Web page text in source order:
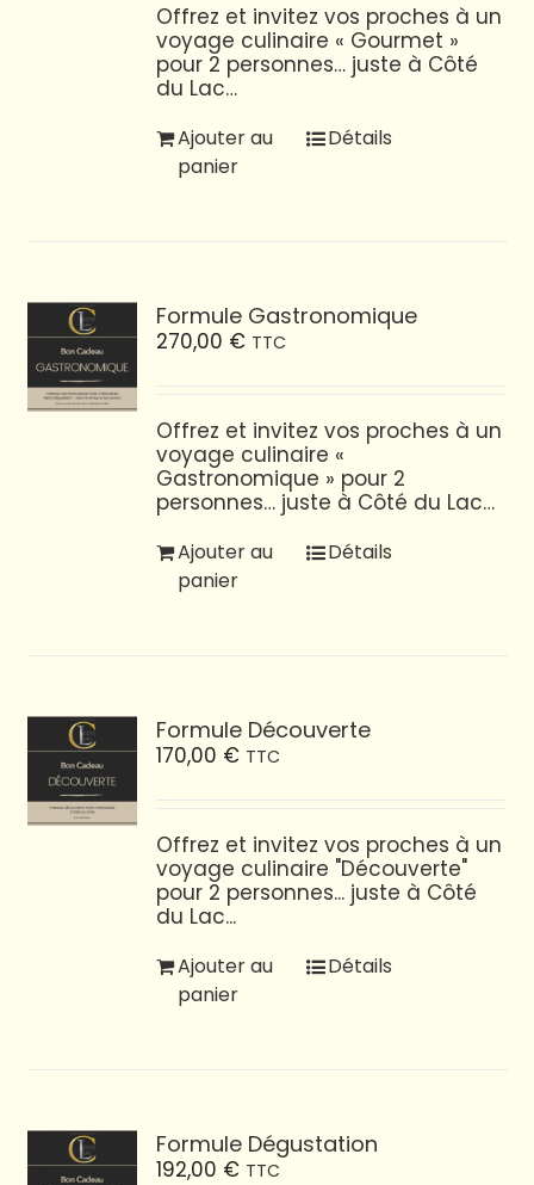
Offrez et invitez vos proches à un
voyage culinaire « Gourmet »
pour 2 personnes… juste à Côté
du Lac…
Ajouter au
panier
Détails
Formule Gastronomique
270,00 € TTC
Offrez et invitez vos proches à un
voyage culinaire «
Gastronomique » pour 2
personnes… juste à Côté du Lac…
Ajouter au
panier
Détails
Formule Découverte
170,00 € TTC
Offrez et invitez vos proches à un
voyage culinaire "Découverte"
pour 2 personnes... juste à Côté
du Lac...
Ajouter au
panier
Détails
Formule Dégustation
192,00 € TTC